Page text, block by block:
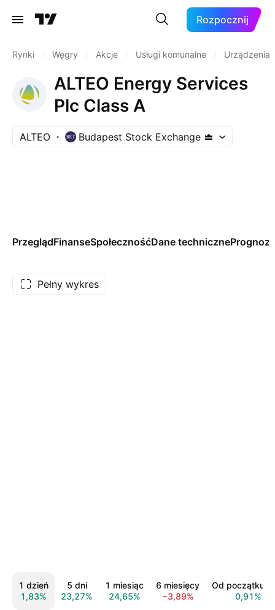
Rozpocznij
Rynki Węgry Akcje Usługi komunalne Urządzenia
ALTEO Energy Services
Plc Class A
ALTEO Budapest Stock Exchange
PrzeglądFinanseSpołecznośćDane technicznePrognozy
Pełny wykres
1 dzień
1,83%
5 dni
23,27%
1 miesiąc
24,65%
6 miesięcy
−3,89%
Od początku
0,91%